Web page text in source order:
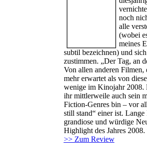
noch
alle
(wobei
meines
subtil bezeichnen) und
zustimmen. „Der Tag, an
Von allen anderen
mehr erwartet als von
wenige im Kinojahr 2008.
ihr mittlerweile auch sein
Fiction-Genres bin – vor
still stand“ einer ist.
grandiose und würdige
Highlight des Jahres 2008.
>> Zum Review